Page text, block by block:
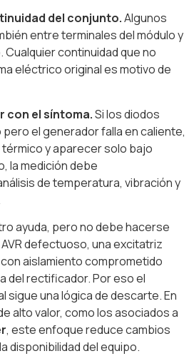
del conjunto.Algunos
entre terminales del módulo y
continuidad que no
eléctrico original es motivo de
con el síntoma.Si los diodos
el generador falla en caliente,
y aparecer solo bajo
la medición debe
de temperatura, vibración y
ayuda, pero no debe hacerse
defectuoso, una excitatriz
aislamiento comprometido
del rectificador. Por eso el
una lógica de descarte. En
alto valor, como los asociados a
, este enfoque reduce cambios
disponibilidad del equipo.